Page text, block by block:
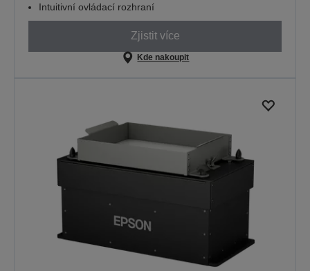
Intuitivní ovládací rozhraní
Zjistit více
Kde nakoupit